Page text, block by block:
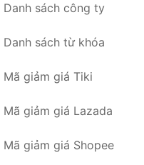
Danh sách công ty
Danh sách từ khóa
Mã giảm giá Tiki
Mã giảm giá Lazada
Mã giảm giá Shopee